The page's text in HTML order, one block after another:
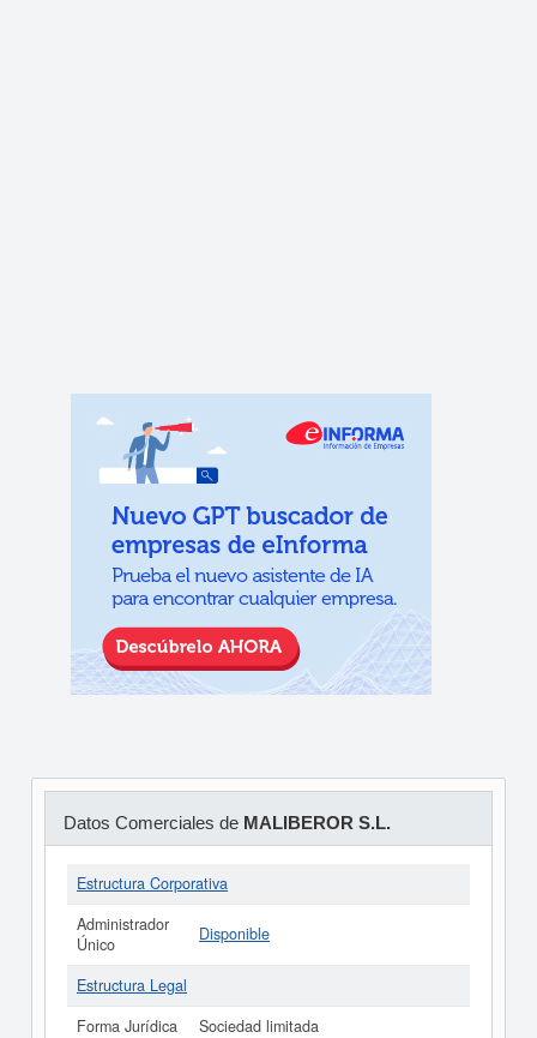
Datos Comerciales de MALIBEROR S.L.
Estructura Corporativa
Administrador
Único
Disponible
Estructura Legal
Forma Jurídica
Sociedad limitada